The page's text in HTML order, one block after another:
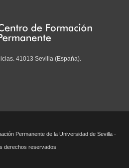
41013 Sevilla (Espańa).
Permanente de la Universidad de Sevilla -
derechos reservados